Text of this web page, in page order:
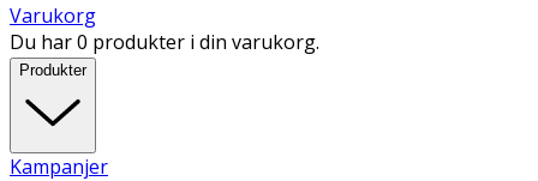
Varukorg
Du har 0 produkter i din varukorg.
Produkter
Kampanjer